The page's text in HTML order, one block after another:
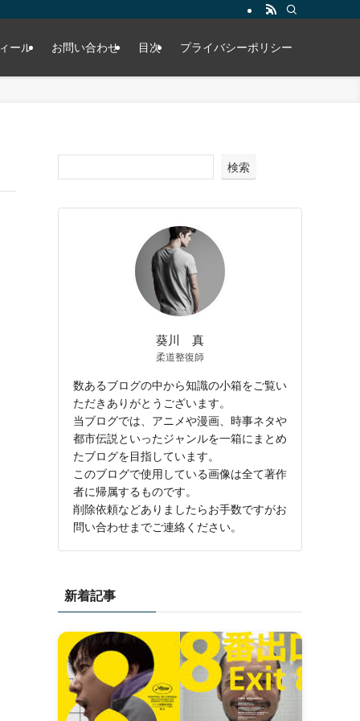
ール お問い合わせ 目次 プライバシーポリシー
検索
葵川 真
柔道整復師
数あるブログの中から知識の小箱をご覧い
ただきありがとうございます。
当ブログでは、アニメや漫画、時事ネタや
都市伝説といったジャンルを一箱にまとめ
たブログを目指しています。
このブログで使用している画像は全て著作
者に帰属するものです。
削除依頼などありましたらお手数ですがお
問い合わせまでご連絡ください。
新着記事